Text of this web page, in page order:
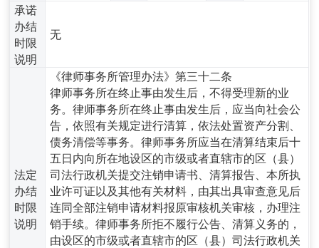
承诺
办结
时限
说明
无
法定
办结
时限
说明
《律师事务所管理办法》第三十二条
律师事务所在终止事由发生后，不得受理新的业
务。律师事务所在终止事由发生后，应当向社会公
告，依照有关规定进行清算，依法处置资产分割、
债务清偿等事务。律师事务所应当在清算结束后十
五日内向所在地设区的市级或者直辖市的区（县）
司法行政机关提交注销申请书、清算报告、本所执
业许可证以及其他有关材料，由其出具审查意见后
连同全部注销申请材料报原审核机关审核，办理注
销手续。律师事务所拒不履行公告、清算义务的，
由设区的市级或者直辖市的区（县）司法行政机关